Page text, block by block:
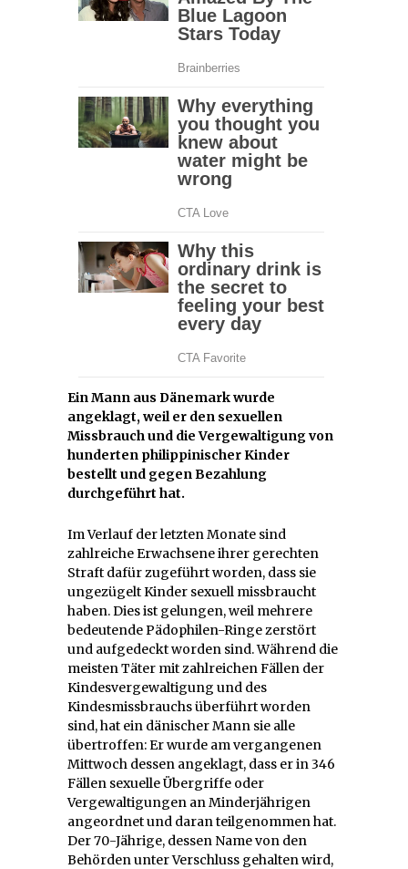
Ein Mann aus Dänemark wurde
angeklagt, weil er den sexuellen
Missbrauch und die Vergewaltigung von
hunderten philippinischer Kinder
bestellt und gegen Bezahlung
durchgeführt hat.
Im Verlauf der letzten Monate sind
zahlreiche Erwachsene ihrer gerechten
Straft dafür zugeführt worden, dass sie
ungezügelt Kinder sexuell missbraucht
haben. Dies ist gelungen, weil mehrere
bedeutende Pädophilen-Ringe zerstört
und aufgedeckt worden sind. Während die
meisten Täter mit zahlreichen Fällen der
Kindesvergewaltigung und des
Kindesmissbrauchs überführt worden
sind, hat ein dänischer Mann sie alle
übertroffen: Er wurde am vergangenen
Mittwoch dessen angeklagt, dass er in 346
Fällen sexuelle Übergriffe oder
Vergewaltigungen an Minderjährigen
angeordnet und daran teilgenommen hat.
Der 70-Jährige, dessen Name von den
Behörden unter Verschluss gehalten wird,